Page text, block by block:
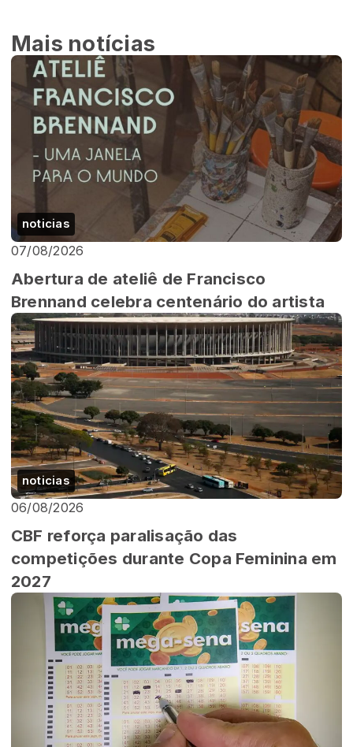
Mais notícias
noticias
07/08/2026
Abertura de ateliê de Francisco
Brennand celebra centenário do artista
noticias
06/08/2026
CBF reforça paralisação das
competições durante Copa Feminina em
2027